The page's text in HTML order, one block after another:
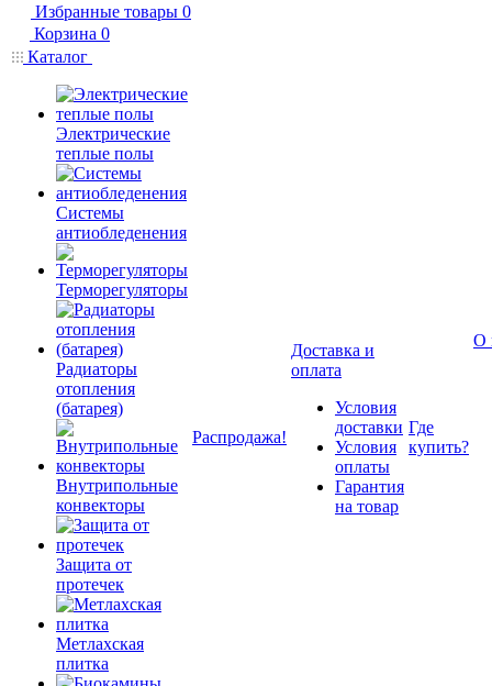
Избранные товары 0
Корзина 0
Каталог
Электрические
теплые полы
Системы
антиобледенения
Терморегуляторы
Радиаторы
отопления
(батарея)
Внутрипольные
конвекторы
Защита от
протечек
Метлахская
плитка
Распродажа!
Доставка и
оплата
Условия
доставки
Условия
оплаты
Гарантия
на товар
Где
купить?
О